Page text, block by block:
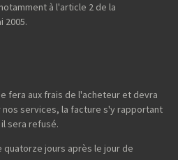
à l'article 2 de la
2005.
fera aux frais de l'acheteur et devra
services, la facture s'y rapportant
sera refusé.
jours après le jour de